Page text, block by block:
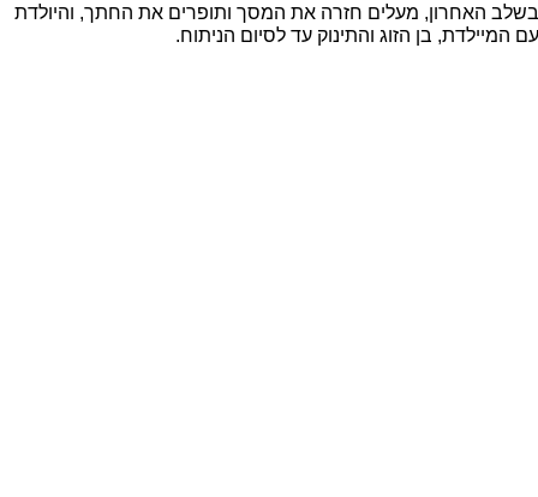
בשלב האחרון, מעלים חזרה את המסך ותופרים את החתך, והיולדת
עם המיילדת, בן הזוג והתינוק עד לסיום הניתוח.